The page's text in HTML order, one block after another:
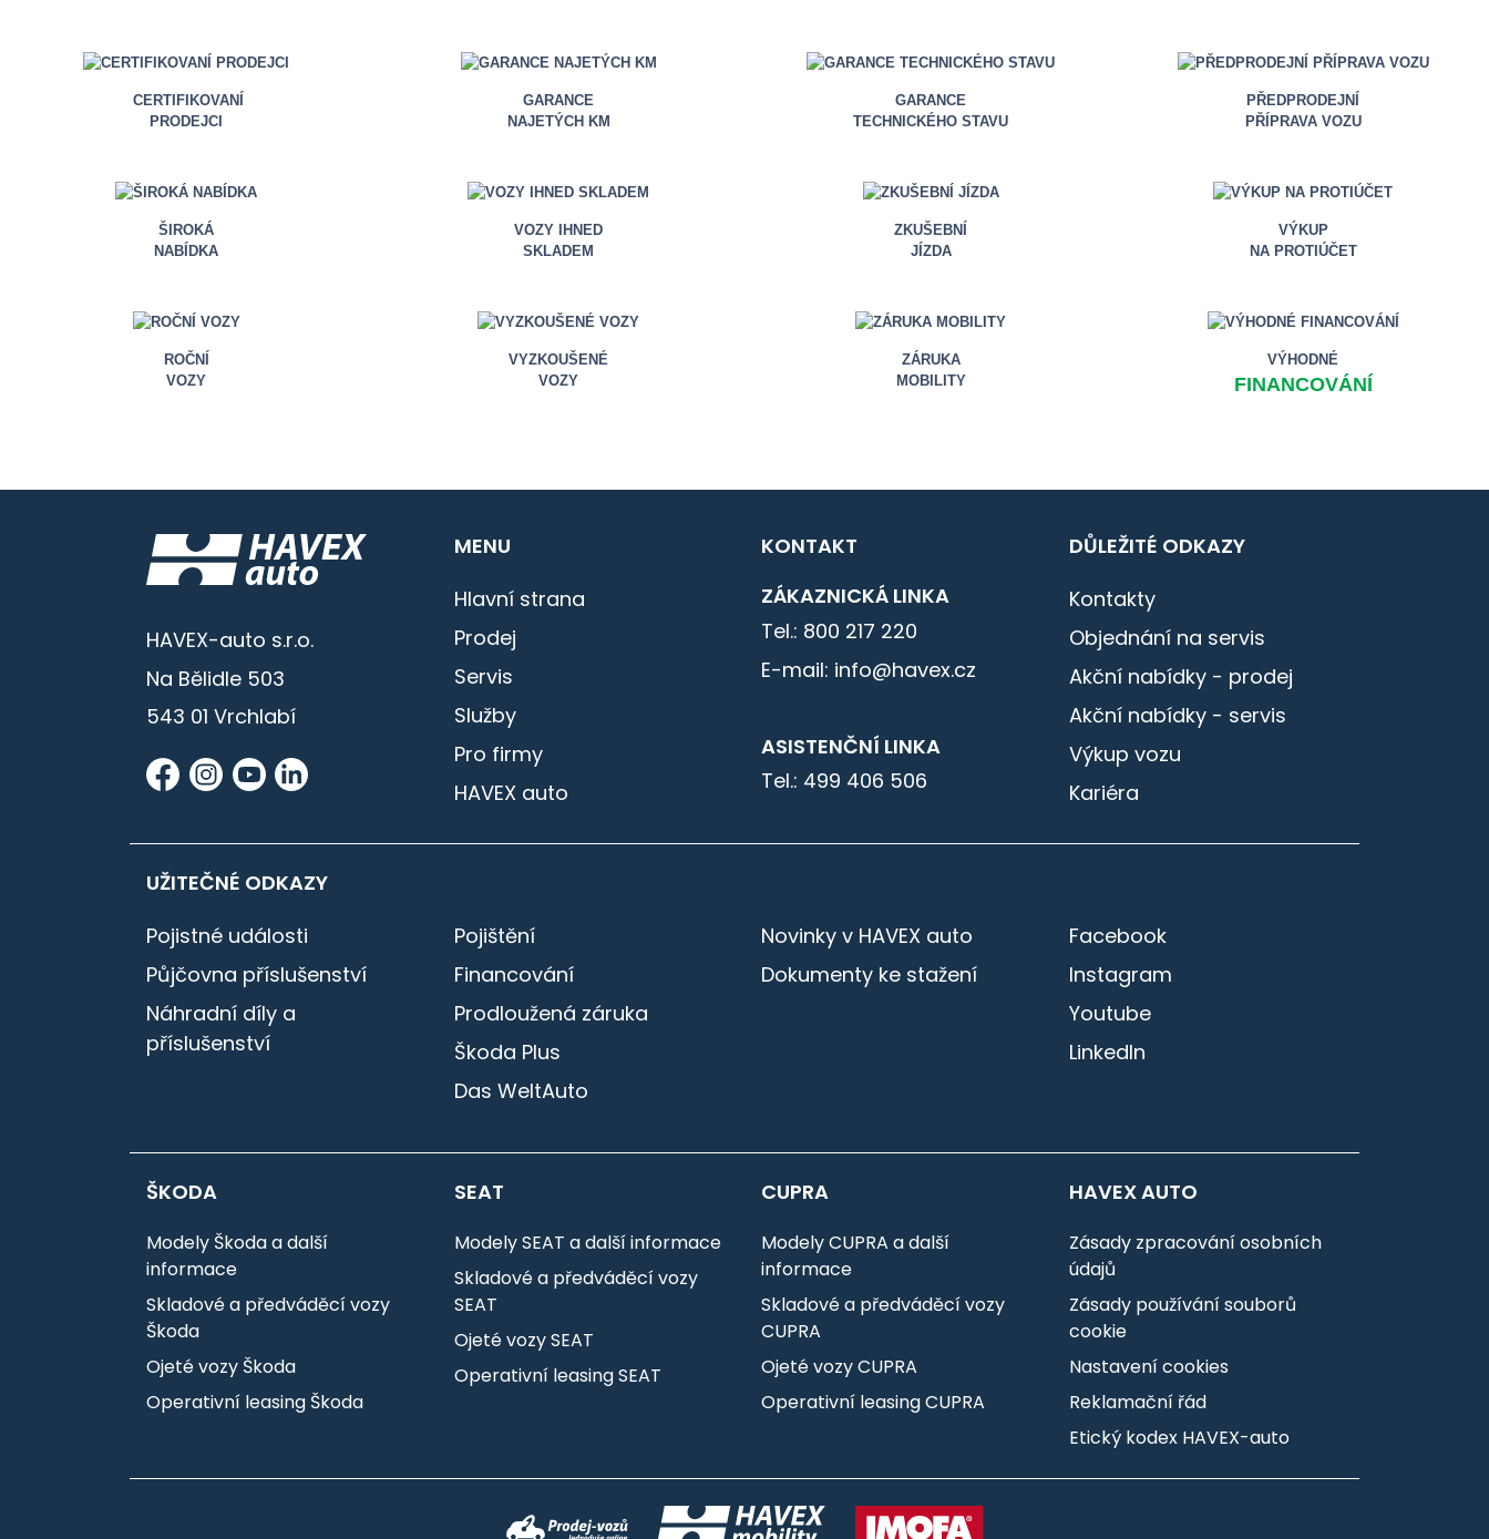
CERTIFIKOVANÍ
PRODEJCI
GARANCE
NAJETÝCH KM
GARANCE
TECHNICKÉHO STAVU
PŘEDPRODEJNÍ
PŘÍPRAVA VOZU
ŠIROKÁ
NABÍDKA
VOZY IHNED
SKLADEM
ZKUŠEBNÍ
JÍZDA
VÝKUP
NA PROTIÚČET
ROČNÍ
VOZY
VYZKOUŠENÉ
VOZY
ZÁRUKA
MOBILITY
VÝHODNÉ
FINANCOVÁNÍ
HAVEX-auto s.r.o.
Na Bělidle 503
543 01 Vrchlabí
MENU
Hlavní strana
Prodej
Servis
Služby
Pro firmy
HAVEX auto
KONTAKT
ZÁKAZNICKÁ LINKA
Tel.: 800 217 220
E-mail: info@havex.cz
ASISTENČNÍ LINKA
Tel.: 499 406 506
DŮLEŽITÉ ODKAZY
Kontakty
Objednání na servis
Akční nabídky - prodej
Akční nabídky - servis
Výkup vozu
Kariéra
UŽITEČNÉ ODKAZY
Pojistné události
Půjčovna příslušenství
Náhradní díly a
příslušenství
Pojištění
Financování
Prodloužená záruka
Škoda Plus
Das WeltAuto
Novinky v HAVEX auto
Dokumenty ke stažení
Facebook
Instagram
Youtube
LinkedIn
ŠKODA
Modely Škoda a další
informace
Skladové a předváděcí vozy
Škoda
Ojeté vozy Škoda
Operativní leasing Škoda
SEAT
Modely SEAT a další informace
Skladové a předváděcí vozy
SEAT
Ojeté vozy SEAT
Operativní leasing SEAT
CUPRA
Modely CUPRA a další
informace
Skladové a předváděcí vozy
CUPRA
Ojeté vozy CUPRA
Operativní leasing CUPRA
HAVEX AUTO
Zásady zpracování osobních
údajů
Zásady používání souborů
cookie
Nastavení cookies
Reklamační řád
Etický kodex HAVEX-auto